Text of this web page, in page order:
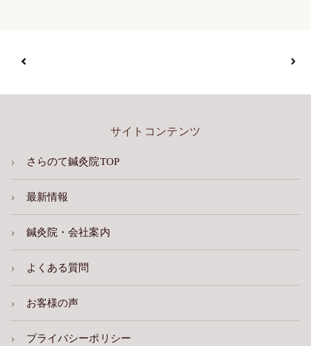
サイトコンテンツ
さらのて鍼灸院TOP
最新情報
鍼灸院・会社案内
よくある質問
お客様の声
プライバシーポリシー